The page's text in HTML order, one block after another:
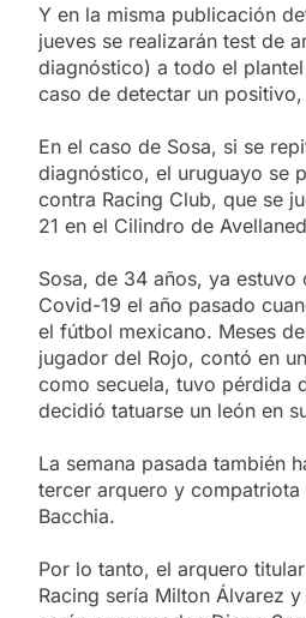
Y en la misma publicación
jueves se realizarán test de
diagnóstico) a todo el
caso de detectar un positivo,
En el caso de Sosa, si se
diagnóstico, el uruguayo se
contra Racing Club, que se
21 en el Cilindro de
Sosa, de 34 años, ya estuvo
Covid-19 el año pasado
el fútbol mexicano. Meses
jugador del Rojo, contó en
como secuela, tuvo pérdida
decidió tatuarse un león en
La semana pasada también
tercer arquero y compatriota
Bacchia.
Por lo tanto, el arquero
Racing sería Milton Álvarez